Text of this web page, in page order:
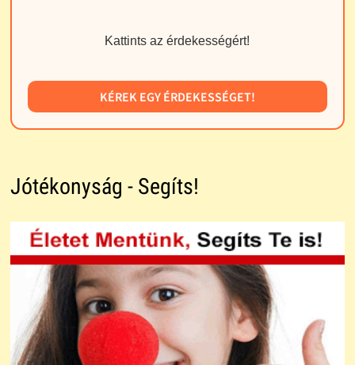
Kattints az érdekességért!
KÉREK EGY ÉRDEKESSÉGET!
Jótékonyság - Segíts!